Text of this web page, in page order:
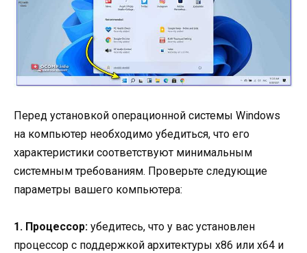
Перед установкой операционной системы Windows
на компьютер необходимо убедиться, что его
характеристики соответствуют минимальным
системным требованиям. Проверьте следующие
параметры вашего компьютера:
1. Процессор: убедитесь, что у вас установлен
процессор с поддержкой архитектуры x86 или x64 и